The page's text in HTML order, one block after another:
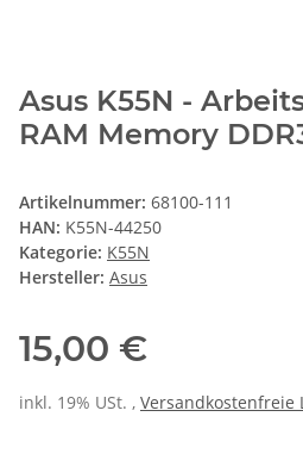
Asus K55N -
RAM Memory
Artikelnummer: 68100-111
HAN: K55N-44250
Kategorie: K55N
Hersteller: Asus
15,00 €
inkl. 19% USt. , Versandkostenfreie